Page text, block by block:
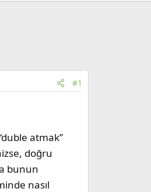
#1
atmak”
doğru
bunun
nasıl